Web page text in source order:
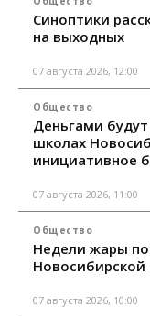
Синоптики
на выходных
07 августа 2026, 12:00
Общество
Деньгами
школах
инициативное
07 августа 2026, 11:00
Общество
Недели жары
07 августа 2026, 10:00